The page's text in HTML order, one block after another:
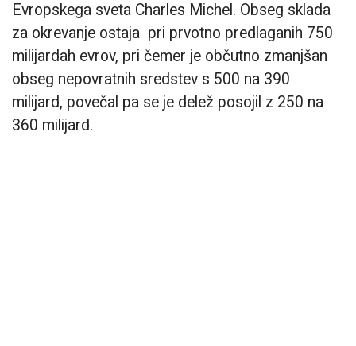
Evropskega sveta Charles Michel. Obseg sklada
za okrevanje ostaja pri prvotno predlaganih 750
milijardah evrov, pri čemer je občutno zmanjšan
obseg nepovratnih sredstev s 500 na 390
milijard, povečal pa se je delež posojil z 250 na
360 milijard.